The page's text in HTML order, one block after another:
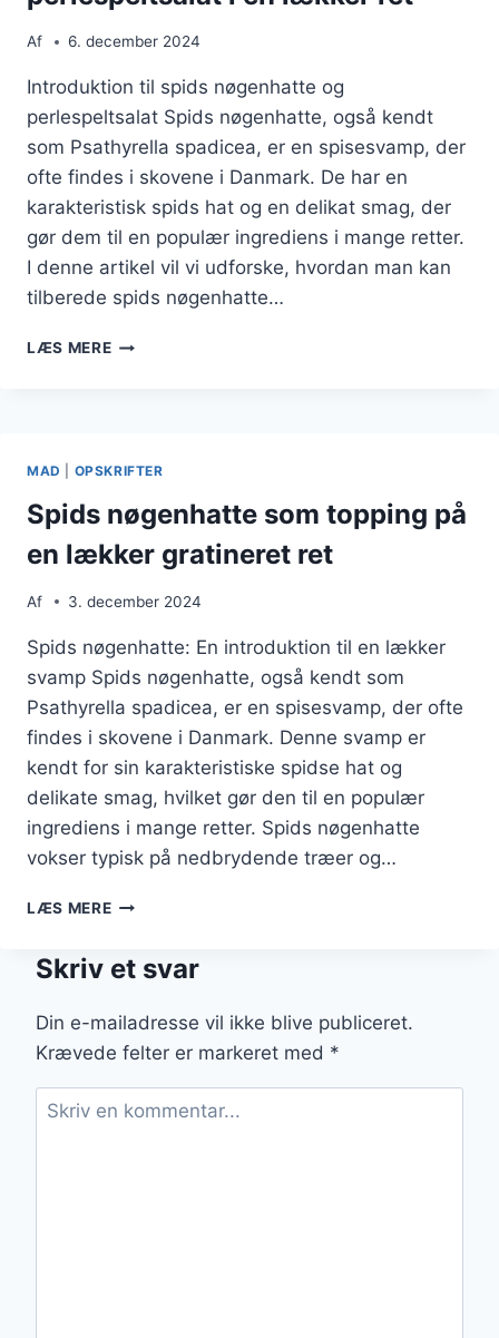
Af 6. december 2024
Introduktion til spids nøgenhatte og
perlespeltsalat Spids nøgenhatte, også kendt
som Psathyrella spadicea, er en spisesvamp, der
ofte findes i skovene i Danmark. De har en
karakteristisk spids hat og en delikat smag, der
gør dem til en populær ingrediens i mange retter.
I denne artikel vil vi udforske, hvordan man kan
tilberede spids nøgenhatte…
LÆS MERESPIDS
RET
MAD OPSKRIFTER
Spids nøgenhatte som topping på
en lækker gratineret ret
Af 3. december 2024
Spids nøgenhatte: En introduktion til en lækker
svamp Spids nøgenhatte, også kendt som
Psathyrella spadicea, er en spisesvamp, der ofte
findes i skovene i Danmark. Denne svamp er
kendt for sin karakteristiske spidse hat og
delikate smag, hvilket gør den til en populær
ingrediens i mange retter. Spids nøgenhatte
vokser typisk på nedbrydende træer og…
LÆS MERESPIDS
TOPPING
EN
LÆKKER
GRATINERET
RET
Skriv et svar
Din e-mailadresse vil ikke blive publiceret.
Krævede felter er markeret med *